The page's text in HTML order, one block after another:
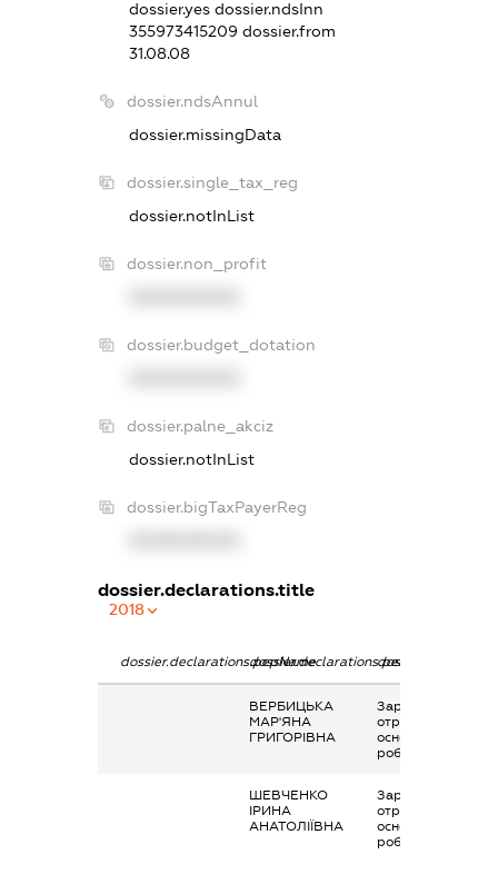
dossier.yesdossier.ndsInn
355973415209dossier.from
31.08.08
dossier.ndsAnnul
dossier.missingData
dossier.single_tax_reg
dossier.notInList
dossier.non_profit
dossier.budget_dotation
dossier.palne_akciz
dossier.notInList
dossier.bigTaxPayerReg
dossier.declarations.title
2018
dossier.declarations.pepNamedossier.declarations.personName
ВЕРБИЦЬКА
МАР'ЯНА
ГРИГОРІВНА
Заробітна плата
отримана за
основним місцем
роботи
ШЕВЧЕНКО
ІРИНА
АНАТОЛІЇВНА
Заробітна плата
отримана за
основним місцем
роботи